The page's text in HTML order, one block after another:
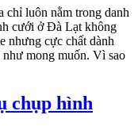
luôn nằm trong danh
cưới ở Đà Lạt không
nhưng cực chất dành
như mong muốn. Vì sao
chụp hình